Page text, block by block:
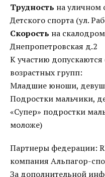
Трудность на уличном
Детского спорта (ул.
Скорость на
Днепропетровская д.2
К участию
возрастных групп:
Младшие юноши,
Подростки мальчики,
«Супер» подростки
моложе)
Партнеры федерации:
компания Альпагор-
За дополнительной